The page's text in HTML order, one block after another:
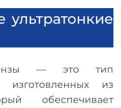
ультратонкие
— это тип
изготовленных из
обеспечивает